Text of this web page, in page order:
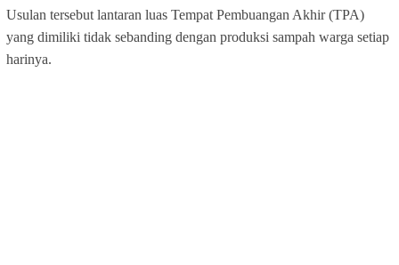
Usulan tersebut lantaran luas Tempat Pembuangan Akhir (TPA)
yang dimiliki tidak sebanding dengan produksi sampah warga setiap
harinya.